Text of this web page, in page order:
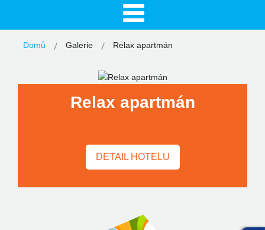
Domů Galerie Relax apartmán
Relax apartmán
DETAIL HOTELU